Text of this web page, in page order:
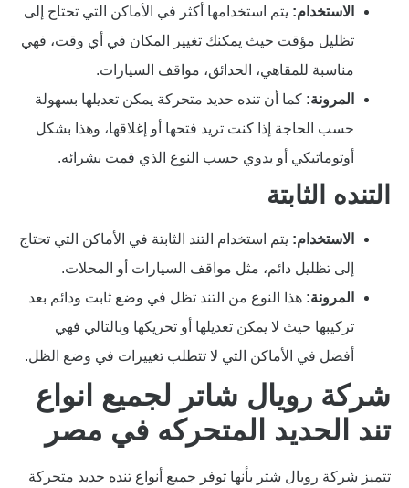
الاستخدام: يتم استخدامها أكثر في الأماكن التي تحتاج إلى
تظليل مؤقت حيث يمكنك تغيير المكان في أي وقت، فهي
مناسبة للمقاهي، الحدائق، مواقف السيارات.
المرونة: كما أن تنده حديد متحركة يمكن تعديلها بسهولة
حسب الحاجة إذا كنت تريد فتحها أو إغلاقها، وهذا بشكل
أوتوماتيكي أو يدوي حسب النوع الذي قمت بشرائه.
التنده الثابتة
الاستخدام: يتم استخدام التند الثابتة في الأماكن التي تحتاج
إلى تظليل دائم، مثل مواقف السيارات أو المحلات.
المرونة: هذا النوع من التند تظل في وضع ثابت ودائم بعد
تركيبها حيث لا يمكن تعديلها أو تحريكها وبالتالي فهي
أفضل في الأماكن التي لا تتطلب تغييرات في وضع الظل.
شركة رويال شاتر لجميع انواع
تند الحديد المتحركه في مصر
تتميز شركة رويال شتر بأنها توفر جميع أنواع تنده حديد متحركة